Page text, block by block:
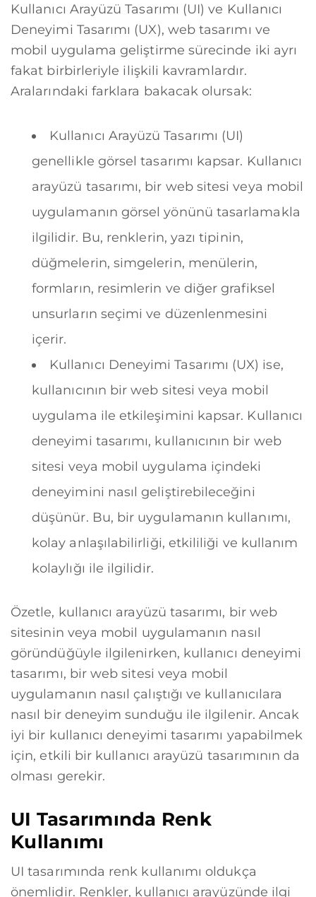
Kullanıcı Arayüzü Tasarımı (UI) ve Kullanıcı
Deneyimi Tasarımı (UX), web tasarımı ve
mobil uygulama geliştirme sürecinde iki ayrı
fakat birbirleriyle ilişkili kavramlardır.
Aralarındaki farklara bakacak olursak:
Kullanıcı Arayüzü Tasarımı (UI)
genellikle görsel tasarımı kapsar. Kullanıcı
arayüzü tasarımı, bir web sitesi veya mobil
uygulamanın görsel yönünü tasarlamakla
ilgilidir. Bu, renklerin, yazı tipinin,
düğmelerin, simgelerin, menülerin,
formların, resimlerin ve diğer grafiksel
unsurların seçimi ve düzenlenmesini
içerir.
Kullanıcı Deneyimi Tasarımı (UX) ise,
kullanıcının bir web sitesi veya mobil
uygulama ile etkileşimini kapsar. Kullanıcı
deneyimi tasarımı, kullanıcının bir web
sitesi veya mobil uygulama içindeki
deneyimini nasıl geliştirebileceğini
düşünür. Bu, bir uygulamanın kullanımı,
kolay anlaşılabilirliği, etkililiği ve kullanım
kolaylığı ile ilgilidir.
Özetle, kullanıcı arayüzü tasarımı, bir web
sitesinin veya mobil uygulamanın nasıl
göründüğüyle ilgilenirken, kullanıcı deneyimi
tasarımı, bir web sitesi veya mobil
uygulamanın nasıl çalıştığı ve kullanıcılara
nasıl bir deneyim sunduğu ile ilgilenir. Ancak
iyi bir kullanıcı deneyimi tasarımı yapabilmek
için, etkili bir kullanıcı arayüzü tasarımının da
olması gerekir.
UI Tasarımında Renk
Kullanımı
UI tasarımında renk kullanımı oldukça
önemlidir. Renkler, kullanıcı arayüzünde ilgi